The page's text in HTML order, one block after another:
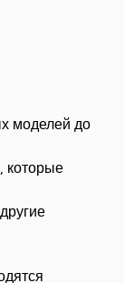
моделей до
которые